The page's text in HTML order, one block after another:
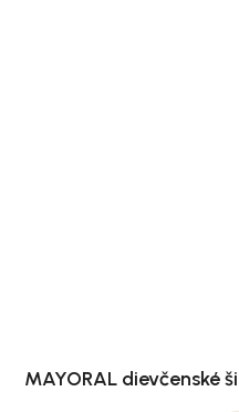
MAYORAL dievčenské